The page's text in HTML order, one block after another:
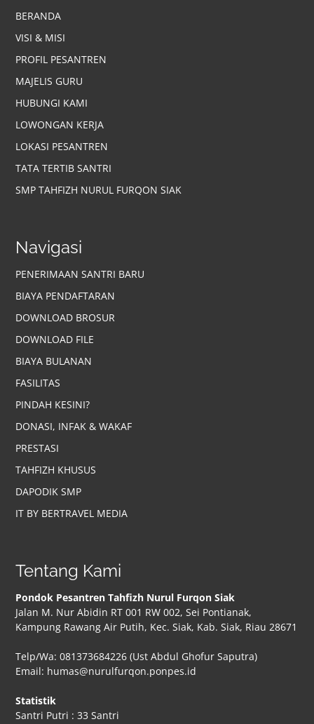
BERANDA
VISI & MISI
PROFIL PESANTREN
MAJELIS GURU
HUBUNGI KAMI
LOWONGAN KERJA
LOKASI PESANTREN
TATA TERTIB SANTRI
SMP TAHFIZH NURUL FURQON SIAK
Navigasi
PENERIMAAN SANTRI BARU
BIAYA PENDAFTARAN
DOWNLOAD BROSUR
DOWNLOAD FILE
BIAYA BULANAN
FASILITAS
PINDAH KESINI?
DONASI, INFAK & WAKAF
PRESTASI
TAHFIZH KHUSUS
DAPODIK SMP
IT BY BERTRAVEL MEDIA
Tentang Kami
Pondok Pesantren Tahfizh Nurul Furqon Siak
Jalan M. Nur Abidin RT 001 RW 002, Sei Pontianak,
Kampung Rawang Air Putih, Kec. Siak, Kab. Siak, Riau 28671
Telp/Wa: 081373684226 (Ust Abdul Ghofur Saputra)
Email: humas@nurulfurqon.ponpes.id
Statistik
Santri Putri : 33 Santri